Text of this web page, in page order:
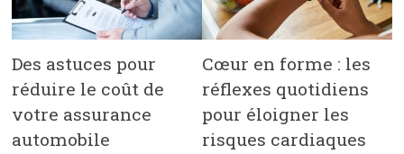
Des astuces pour
réduire le coût de
votre assurance
automobile
Cœur en forme : les
réflexes quotidiens
pour éloigner les
risques cardiaques